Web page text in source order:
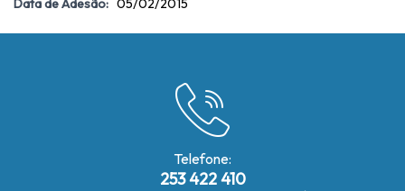
Data de Adesão: 05/02/2015
Telefone:
253 422 410